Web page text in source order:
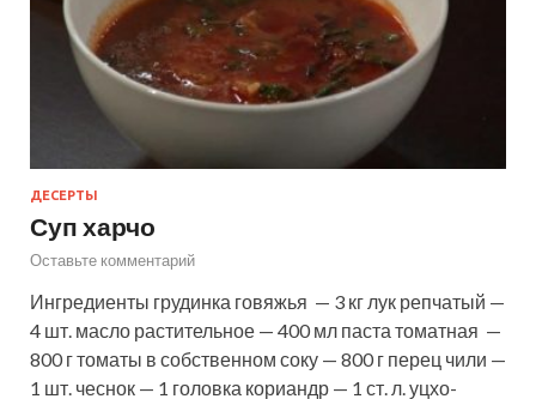
ДЕСЕРТЫ
Суп харчо
Оставьте комментарий
Ингредиенты грудинка говяжья — 3 кг лук репчатый —
4 шт. масло растительное — 400 мл паста томатная —
800 г томаты в собственном соку — 800 г перец чили —
1 шт. чеснок — 1 головка кориандр — 1 ст. л. уцхо-